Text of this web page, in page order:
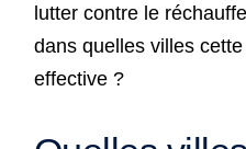
lutter contre le
dans quelles villes
effective ?